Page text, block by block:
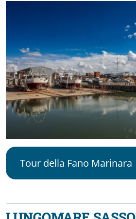
Tour della Fano Marinara